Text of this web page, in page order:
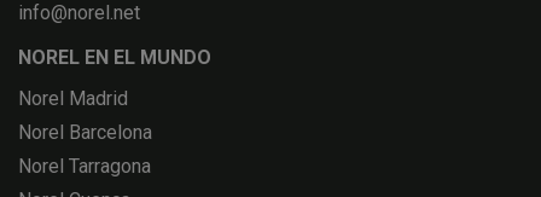
info@norel.net
NOREL EN EL MUNDO
Norel Madrid
Norel Barcelona
Norel Tarragona